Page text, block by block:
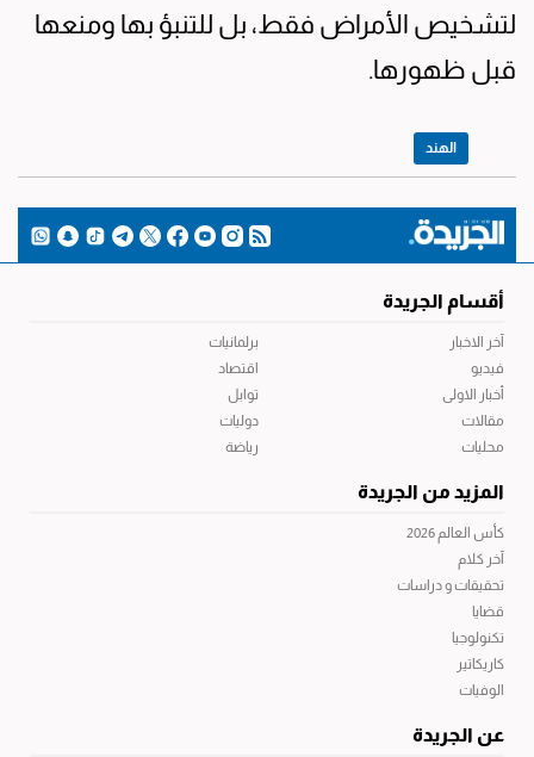
لتشخيص الأمراض فقط، بل للتنبؤ بها ومنعها
قبل ظهورها.
الهند
أقسام الجريدة
آخر الاخبار
فيديو
أخبار الاولى
مقالات
محليات
برلمانيات
اقتصاد
توابل
دوليات
رياضة
المزيد من الجريدة
كأس العالم 2026
آخر كلام
تحقيقات و دراسات
قضايا
تكنولوجيا
كاريكاتير
الوفيات
عن الجريدة